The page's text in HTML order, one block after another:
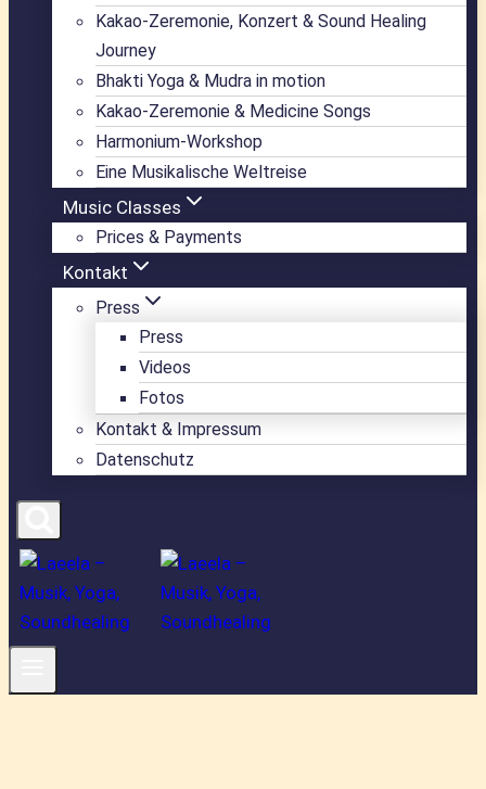
Kakao-Zeremonie, Konzert & Sound Healing
Journey
Bhakti Yoga & Mudra in motion
Kakao-Zeremonie & Medicine Songs
Harmonium-Workshop
Eine Musikalische Weltreise
Music Classes
Prices & Payments
Kontakt
Press
Press
Videos
Fotos
Kontakt & Impressum
Datenschutz